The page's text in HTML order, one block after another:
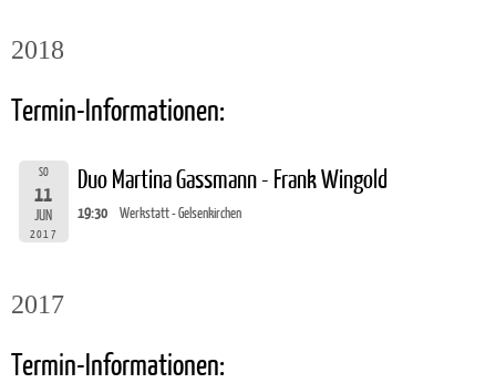
2018
Termin-Informationen:
SO
11
JUN
2017
Duo Martina Gassmann - Frank Wingold
19:30 Werkstatt - Gelsenkirchen
2017
Termin-Informationen: